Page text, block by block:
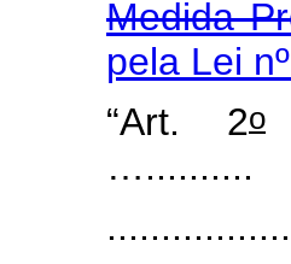
Medida
pela Lei
“Art. 2o
…..........